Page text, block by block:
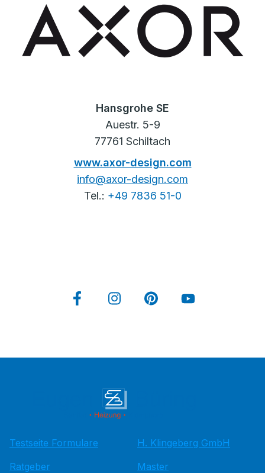
Hansgrohe SE
Auestr. 5-9
77761 Schiltach
www.axor-design.com
info@axor-design.com
Tel.: +49 7836 51-0
Testseite Formulare
Ratgeber
H. Klingeberg GmbH
Master